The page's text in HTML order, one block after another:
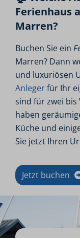
Ferienhaus
Marren?
Buchen Sie ein
Marren? Dann
und luxuriösen
Anlegerfür Ihr
sind für zwei bis
haben
Küche und
Sie jetzt Ihren
Jetzt buchen